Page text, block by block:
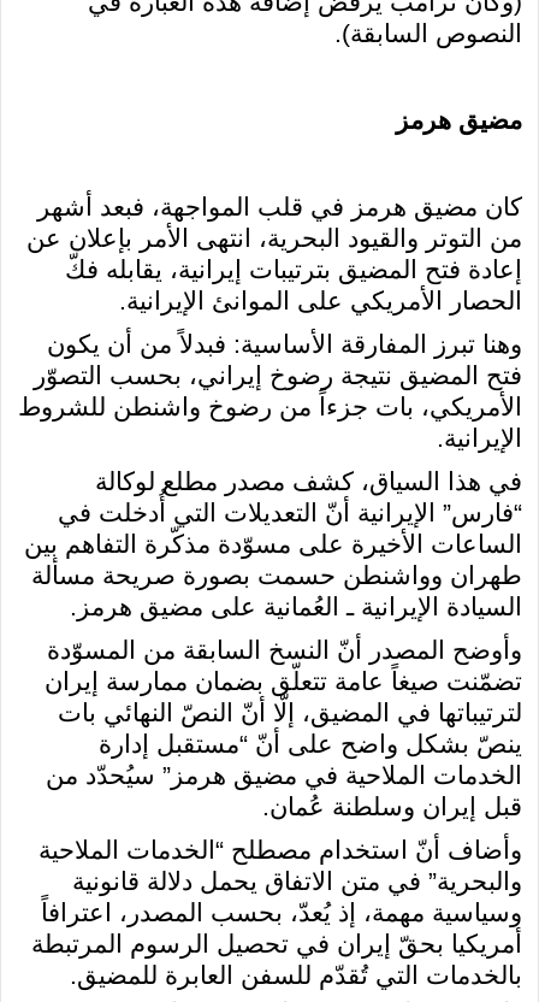
النصوص السابقة).
مضيق هرمز
كان مضيق هرمز في قلب المواجهة، فبعد أشهر
من التوتر والقيود البحرية، انتهى الأمر بإعلان عن
إعادة فتح المضيق بترتيبات إيرانية، يقابله فكّ
الحصار الأمريكي على الموانئ الإيرانية.
وهنا تبرز المفارقة الأساسية: فبدلاً من أن يكون
فتح المضيق نتيجة رضوخ إيراني، بحسب التصوّر
الأمريكي، بات جزءاً من رضوخ واشنطن للشروط
الإيرانية.
في هذا السياق، كشف مصدر مطلع لوكالة
“فارس” الإيرانية أنّ التعديلات التي أُدخلت في
الساعات الأخيرة على مسوّدة مذكّرة التفاهم بين
طهران وواشنطن حسمت بصورة صريحة مسألة
السيادة الإيرانية ـ العُمانية على مضيق هرمز.
وأوضح المصدر أنّ النسخ السابقة من المسوّدة
تضمّنت صيغاً عامة تتعلّق بضمان ممارسة إيران
لترتيباتها في المضيق، إلّا أنّ النصّ النهائي بات
ينصّ بشكل واضح على أنّ “مستقبل إدارة
الخدمات الملاحية في مضيق هرمز” سيُحدّد من
قبل إيران وسلطنة عُمان.
وأضاف أنّ استخدام مصطلح “الخدمات الملاحية
والبحرية” في متن الاتفاق يحمل دلالة قانونية
وسياسية مهمة، إذ يُعدّ، بحسب المصدر، اعترافاً
أمريكيا بحقّ إيران في تحصيل الرسوم المرتبطة
بالخدمات التي تُقدّم للسفن العابرة للمضيق.